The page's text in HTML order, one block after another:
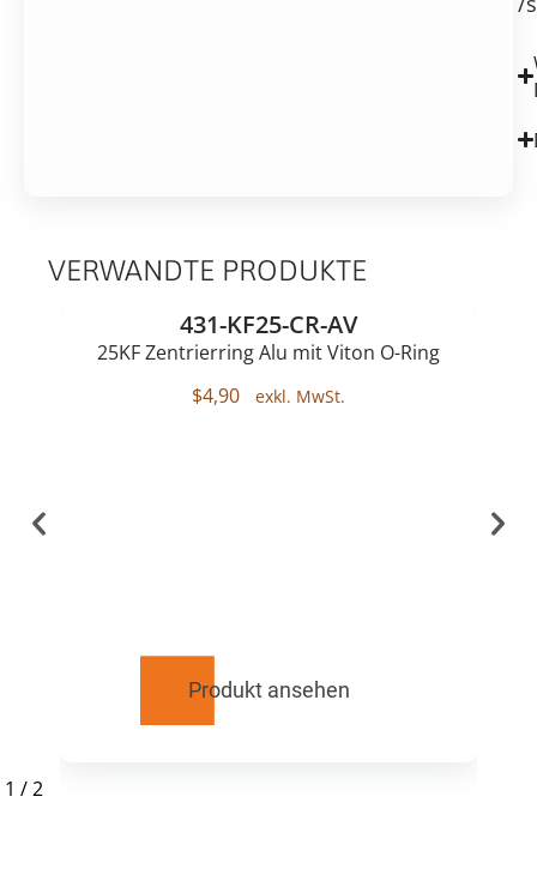
VERWANDTE PRODUKTE
431-KF25-CR-AV
25KF Zentrierring Alu mit Viton O-Ring
$4,90
Produkt ansehen
1 /2